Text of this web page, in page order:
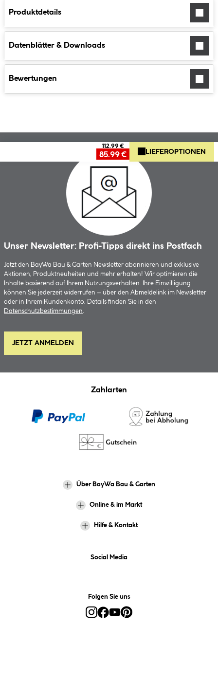
Produktdetails
Datenblätter & Downloads
Bewertungen
112.99 €
85.99 € LIEFEROPTIONEN
Unser Newsletter: Profi-Tipps direkt ins Postfach
Jetzt den BayWa Bau & Garten Newsletter abonnieren und exklusive
Aktionen, Produktneuheiten und mehr erhalten! Wir optimieren die
Inhalte basierend auf Ihrem Nutzungsverhalten. Ihre Einwilligung
können Sie jederzeit widerrufen – über den Abmeldelink im Newsletter
oder in Ihrem Kundenkonto. Details finden Sie in den
Datenschutzbestimmungen.
JETZT ANMELDEN
Zahlarten
Über BayWa Bau & Garten
Online & im Markt
Hilfe & Kontakt
Social Media
Folgen Sie uns